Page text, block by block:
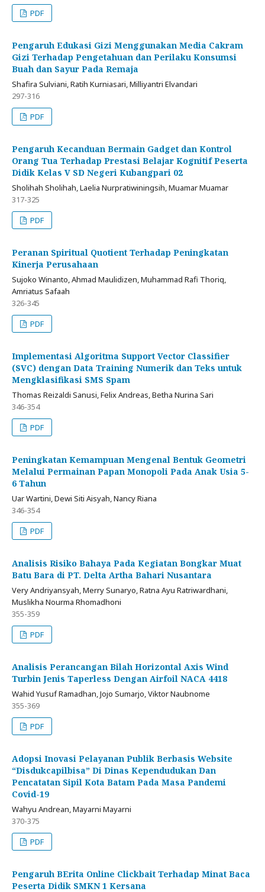
PDF
Pengaruh Edukasi Gizi Menggunakan Media Cakram
Gizi Terhadap Pengetahuan dan Perilaku Konsumsi
Buah dan Sayur Pada Remaja
Shafira Sulviani, Ratih Kurniasari, Milliyantri Elvandari
297-316
PDF
Pengaruh Kecanduan Bermain Gadget dan Kontrol
Orang Tua Terhadap Prestasi Belajar Kognitif Peserta
Didik Kelas V SD Negeri Kubangpari 02
Sholihah Sholihah, Laelia Nurpratiwiningsih, Muamar Muamar
317-325
PDF
Peranan Spiritual Quotient Terhadap Peningkatan
Kinerja Perusahaan
Sujoko Winanto, Ahmad Maulidizen, Muhammad Rafi Thoriq,
Amriatus Safaah
326-345
PDF
Implementasi Algoritma Support Vector Classifier
(SVC) dengan Data Training Numerik dan Teks untuk
Mengklasifikasi SMS Spam
Thomas Reizaldi Sanusi, Felix Andreas, Betha Nurina Sari
346-354
PDF
Peningkatan Kemampuan Mengenal Bentuk Geometri
Melalui Permainan Papan Monopoli Pada Anak Usia 5-
6 Tahun
Uar Wartini, Dewi Siti Aisyah, Nancy Riana
346-354
PDF
Analisis Risiko Bahaya Pada Kegiatan Bongkar Muat
Batu Bara di PT. Delta Artha Bahari Nusantara
Very Andriyansyah, Merry Sunaryo, Ratna Ayu Ratriwardhani,
Muslikha Nourma Rhomadhoni
355-359
PDF
Analisis Perancangan Bilah Horizontal Axis Wind
Turbin Jenis Taperless Dengan Airfoil NACA 4418
Wahid Yusuf Ramadhan, Jojo Sumarjo, Viktor Naubnome
355-369
PDF
Adopsi Inovasi Pelayanan Publik Berbasis Website
“Disdukcapilbisa” Di Dinas Kependudukan Dan
Pencatatan Sipil Kota Batam Pada Masa Pandemi
Covid-19
Wahyu Andrean, Mayarni Mayarni
370-375
PDF
Pengaruh BErita Online Clickbait Terhadap Minat Baca
Peserta Didik SMKN 1 Kersana